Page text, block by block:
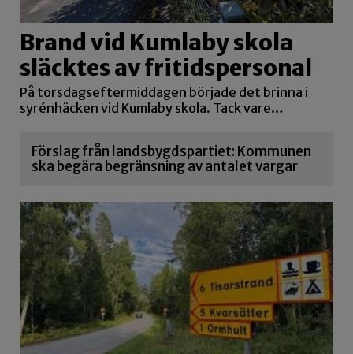
Brand vid Kumlaby skola
släcktes av fritidspersonal
På torsdagseftermiddagen började det brinna i
syrénhäcken vid Kumlaby skola. Tack vare…
Förslag från landsbygdspartiet: Kommunen
ska begära begränsning av antalet vargar